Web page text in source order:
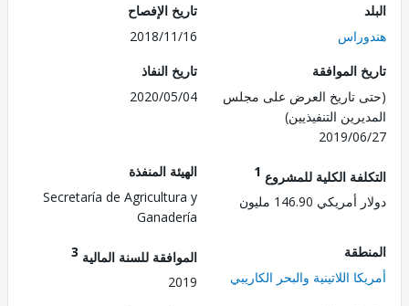
تاريخ الإفصاح
2018/11/16
الموافقة
تاريخ العرض على مجلس
التنفيذيين)
2019/
تاريخ النفاذ
2020/05/04
الكلية للمشروع1
146.90 مليون
الهيئة المنفذة
Secretaría de Agricultura y
Ganadería
اللاتينية والبحر الكاريبي
الموافقة للسنة المالية3
2019